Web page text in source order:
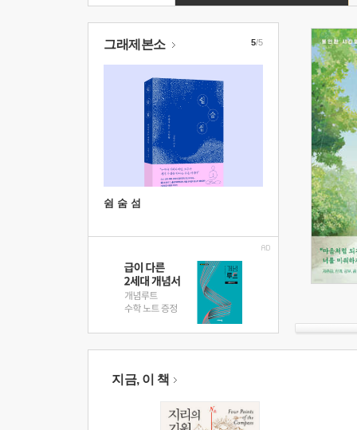
그래제본소
쉼 숨 섬
5/5
지금, 이 책